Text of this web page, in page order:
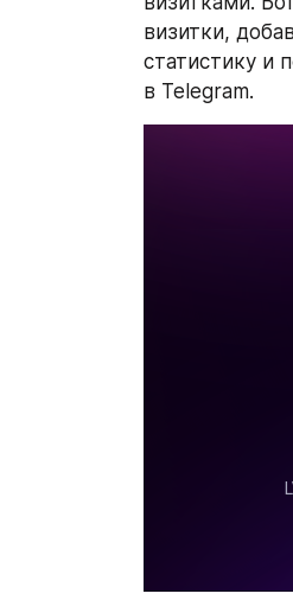
визитки,
статистику и
в Telegram.